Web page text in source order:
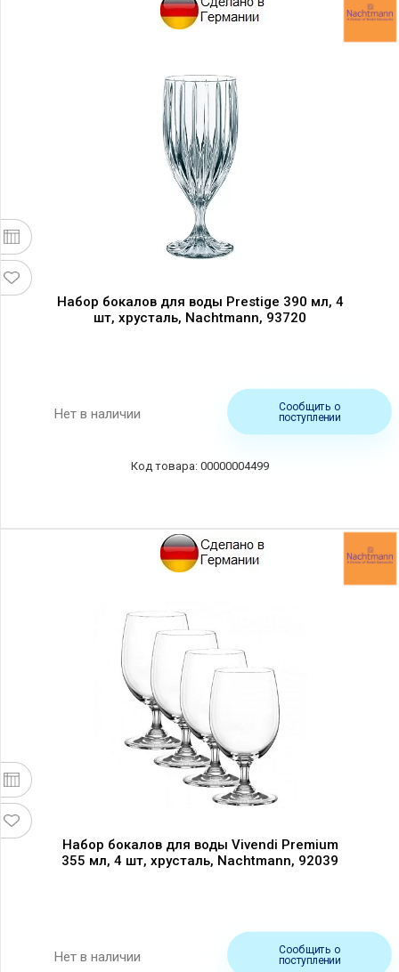
Набор бокалов для воды Prestige 390 мл, 4
шт, хрусталь, Nachtmann, 93720
Нет в наличии
Сообщить о
поступлении
00000004499
Набор бокалов для воды Vivendi Premium
355 мл, 4 шт, хрусталь, Nachtmann, 92039
Нет в наличии
Сообщить о
поступлении